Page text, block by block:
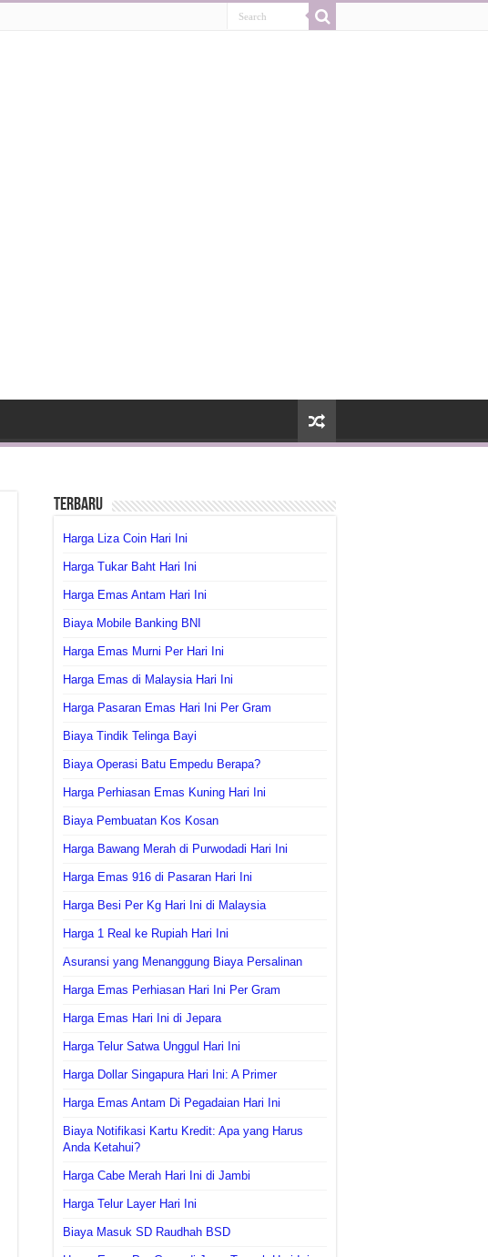
Terbaru
Harga Liza Coin Hari Ini
Harga Tukar Baht Hari Ini
Harga Emas Antam Hari Ini
Biaya Mobile Banking BNI
Harga Emas Murni Per Hari Ini
Harga Emas di Malaysia Hari Ini
Harga Pasaran Emas Hari Ini Per Gram
Biaya Tindik Telinga Bayi
Biaya Operasi Batu Empedu Berapa?
Harga Perhiasan Emas Kuning Hari Ini
Biaya Pembuatan Kos Kosan
Harga Bawang Merah di Purwodadi Hari Ini
Harga Emas 916 di Pasaran Hari Ini
Harga Besi Per Kg Hari Ini di Malaysia
Harga 1 Real ke Rupiah Hari Ini
Asuransi yang Menanggung Biaya Persalinan
Harga Emas Perhiasan Hari Ini Per Gram
Harga Emas Hari Ini di Jepara
Harga Telur Satwa Unggul Hari Ini
Harga Dollar Singapura Hari Ini: A Primer
Harga Emas Antam Di Pegadaian Hari Ini
Biaya Notifikasi Kartu Kredit: Apa yang Harus
Anda Ketahui?
Harga Cabe Merah Hari Ini di Jambi
Harga Telur Layer Hari Ini
Biaya Masuk SD Raudhah BSD